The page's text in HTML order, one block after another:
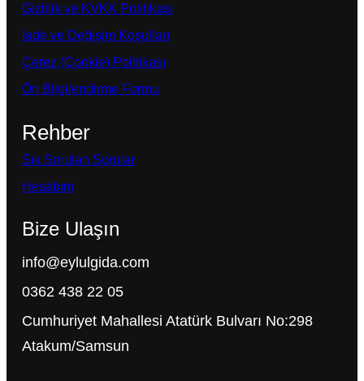
Gizlilik ve KVKK Politikası
İade ve Değişim Koşulları
Çerez (Cookie) Politikası
Ön Bilgilendirme Formu
Rehber
Sık Sorulan Sorular
Hesabım
Bize Ulaşın
info@eylulgida.com
0362 438 22 05
Cumhuriyet Mahallesi Atatürk Bulvarı No:298
Atakum/Samsun